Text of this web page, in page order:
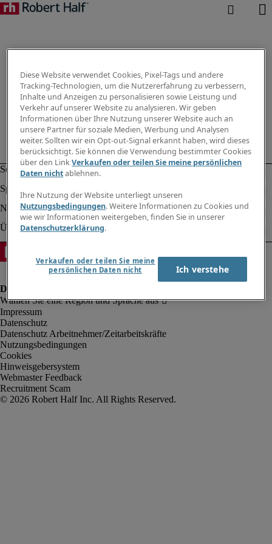
Impressum
Datenschutz
Datenschutz Arbeitnehmer/Zeitarbeitskräfte
Nutzungsbedingungen
Cookies
Hinweisgebersystem
Webmaster Feedback
Recruitment Scam
Diese Website verwendet Cookies, Pixel-Tags und andere
Tracking-Technologien, um die Nutzererfahrung zu verbessern,
Inhalte und Anzeigen zu personalisieren sowie Leistung und
Verkehr auf unserer Website zu analysieren. Wir geben
Informationen über Ihre Nutzung unserer Website auch an
unsere Partner für soziale Medien, Werbung und Analysen
weiter. Sollten wir ein Opt-out-Signal erkannt haben, wird dieses
berücksichtigt. Sie können die Verwendung bestimmter Cookies
über den LinkVerkaufen oder teilen Sie meine persönlichen
Daten nichtablehnen.
Ihre Nutzung der Website unterliegt unseren
Nutzungsbedingungen. Weitere Informationen zu Cookies und
wie wir Informationen weitergeben, finden Sie in unserer
Datenschutzerklärung.
Verkaufen oder teilen Sie meine
persönlichen Daten nicht
Ich verstehe